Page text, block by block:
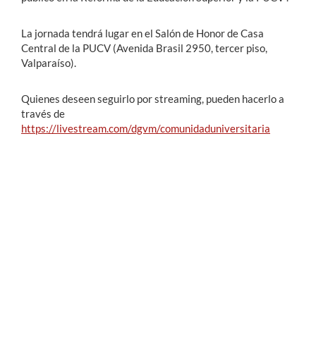
La jornada tendrá lugar en el Salón de Honor de Casa
Central de la PUCV (Avenida Brasil 2950, tercer piso,
Valparaíso).
Quienes deseen seguirlo por streaming, pueden hacerlo a
través de
https://livestream.com/dgvm/comunidaduniversitaria